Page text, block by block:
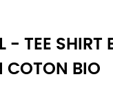
- TEE SHIRT
COTON BIO